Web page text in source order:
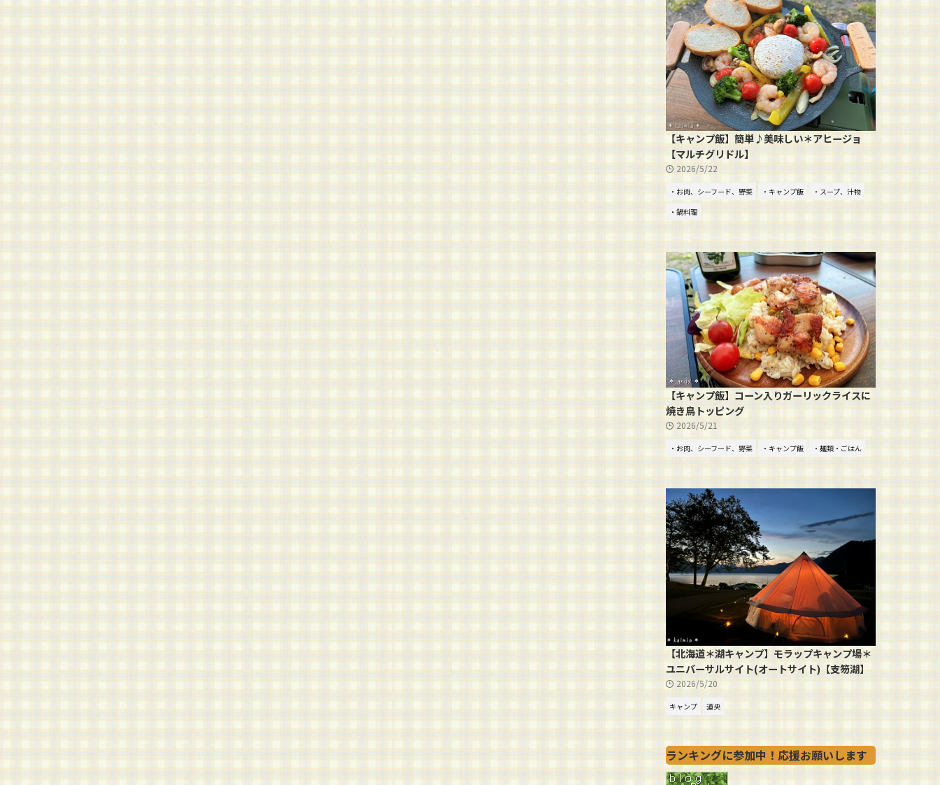
【キャンプ飯】簡単♪美味しい＊アヒージョ
【マルチグリドル】
2026/5/22
・お肉、シーフード、野菜 ・キャンプ飯
・スープ、汁物
・鍋料理
【キャンプ飯】コーン入りガーリックライスに
焼き鳥トッピング
2026/5/21
・お肉、シーフード、野菜 ・キャンプ飯 ・麺類・ごはん
【北海道＊湖キャンプ】モラップキャンプ場＊
ユニバーサルサイト(オートサイト)【支笏湖】
2026/5/20
キャンプ 道央
ランキングに参加中！応援お願いします